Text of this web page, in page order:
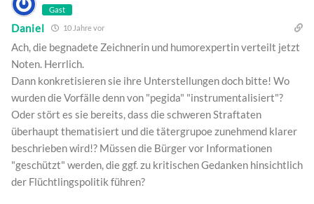
Gast
Daniel 10 Jahre vor
Ach, die begnadete Zeichnerin und humorexpertin verteilt jetzt
Noten. Herrlich.
Dann konkretisieren sie ihre Unterstellungen doch bitte! Wo
wurden die Vorfälle denn von "pegida" "instrumentalisiert"?
Oder stört es sie bereits, dass die schweren Straftaten
überhaupt thematisiert und die tätergrupoe zunehmend klarer
beschrieben wird!? Müssen die Bürger vor Informationen
"geschützt" werden, die ggf. zu kritischen Gedanken hinsichtlich
der Flüchtlingspolitik führen?